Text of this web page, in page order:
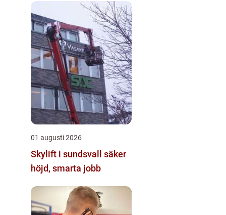
01 augusti 2026
Skylift i sundsvall säker
höjd, smarta jobb